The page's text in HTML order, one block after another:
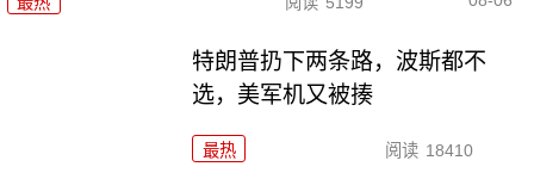
特朗普扔下两条路，波斯都不
选，美军机又被揍
最热 阅读 18410